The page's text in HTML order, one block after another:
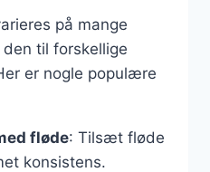
på mange
til forskellige
er nogle populære
fløde: Tilsæt fløde
konsistens.